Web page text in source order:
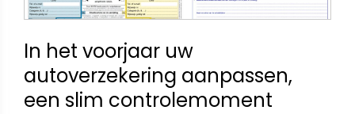
In het voorjaar uw
autoverzekering aanpassen,
een slim controlemoment